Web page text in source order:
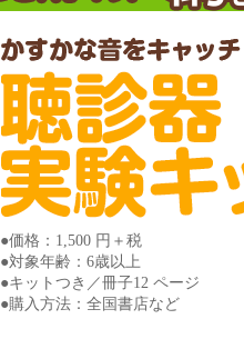
●価格：1,500 円＋税
●対象年齢：6歳以上
●キットつき／冊子12 ページ
●購入方法：全国書店など